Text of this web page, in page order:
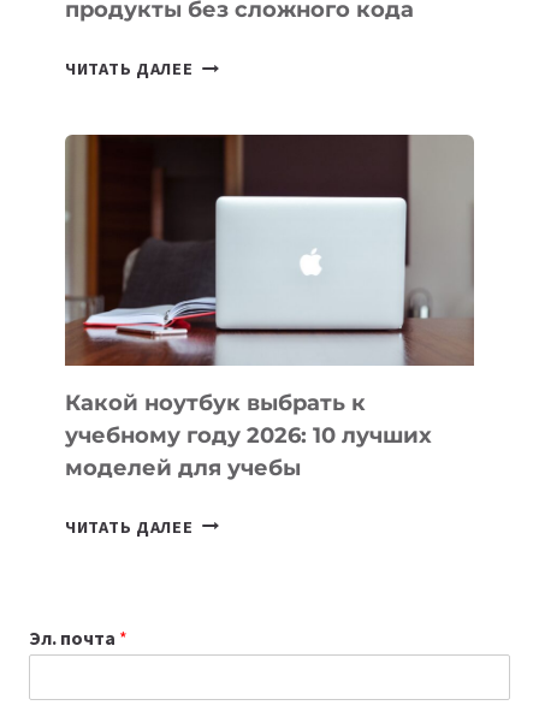
продукты без сложного кода
ЧИТАТЬ ДАЛЕЕ
ПОМОГАЮТ
СОЗДАВАТЬ
БЕЗ
СЛОЖНОГО
КОДА
Какой ноутбук выбрать к
учебному году 2026: 10 лучших
моделей для учебы
ЧИТАТЬ ДАЛЕЕ КАКОЙ
2026:
Эл. почта *